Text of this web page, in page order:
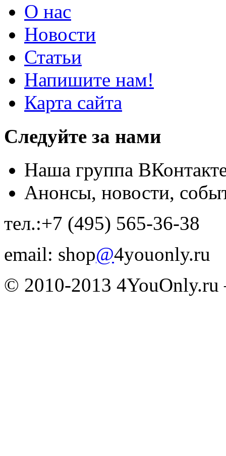
О нас
Новости
Статьи
Напишите нам!
Карта сайта
Следуйте за нами
Наша группа
Анонсы, новости,
тел.:+7 (495) 565-36-38
email: shop@4youonly.ru
© 2010-2013